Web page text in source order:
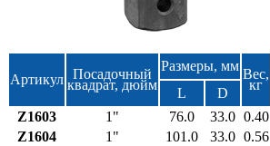
Артикул Посадочный
квадрат, дюйм
Размеры, мм
Вес,
кг
L
D
Z1603
1" 76.0 33.0 0.40
Z1604
1" 101.0 33.0 0.56